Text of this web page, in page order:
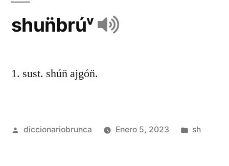
shun̈brúᵛ
1. sust. shún̈ ajgón̈.
diccionariobrunca Enero 5, 2023 sh